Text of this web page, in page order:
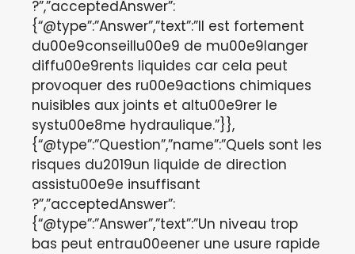
?”,”acceptedAnswer”:
{“@type”:”Answer”,”text”:”Il est fortement
du00e9conseillu00e9 de mu00e9langer
diffu00e9rents liquides car cela peut
provoquer des ru00e9actions chimiques
nuisibles aux joints et altu00e9rer le
systu00e8me hydraulique.”}},
{“@type”:”Question”,”name”:”Quels sont les
risques du2019un liquide de direction
assistu00e9e insuffisant
?”,”acceptedAnswer”:
{“@type”:”Answer”,”text”:”Un niveau trop
bas peut entrau00eener une usure rapide